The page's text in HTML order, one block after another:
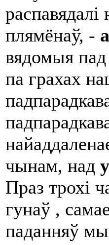
плямёнаў, -
вядомыя
па грахах
чынам, над
Праз трохі
гунаў ,
паданняў